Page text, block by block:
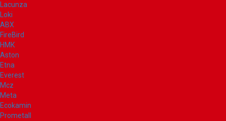
Lacunza
Loki
ABX
FireBird
НМК
Aston
Etna
Everest
Mcz
Meta
Ecokamin
Prometall